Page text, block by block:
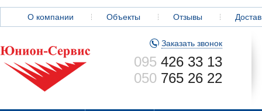
О компании Объекты Отзывы
Заказать звонок
095 426 33 13
050 765 26 22